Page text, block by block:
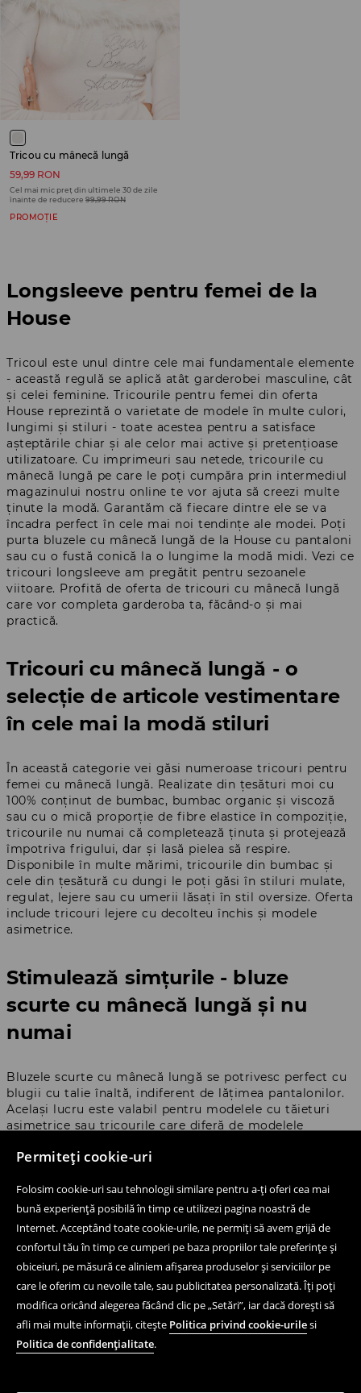
Permiteți cookie-uri
Folosim cookie-uri sau tehnologii similare pentru a-ți oferi cea mai
bună experiență posibilă în timp ce utilizezi pagina noastră de
Internet. Acceptând toate cookie-urile, ne permiți să avem grijă de
confortul tău în timp ce cumperi pe baza propriilor tale preferințe și
obiceiuri, pe măsură ce aliniem afișarea produselor și serviciilor pe
care le oferim cu nevoile tale, sau publicitatea personalizată. Îți poți
modifica oricând alegerea făcând clic pe „Setări”, iar dacă dorești să
afli mai multe informații, citește Politica privind cookie-urilesi
Politica de confidențialitate.
Tricou cu mânecă lungă
59,99 RON
Cel mai mic preț din ultimele 30 de zile
înainte de reducere 99,99 RON
PROMOȚIE
Longsleeve pentru femei de la
House
Tricoul este unul dintre cele mai fundamentale elemente
- această regulă se aplică atât garderobei masculine, cât
și celei feminine. Tricourile pentru femei din oferta
House reprezintă o varietate de modele în multe culori,
lungimi și stiluri - toate acestea pentru a satisface
așteptările chiar și ale celor mai active și pretențioase
utilizatoare. Cu imprimeuri sau netede, tricourile cu
mânecă lungă pe care le poți cumpăra prin intermediul
magazinului nostru online te vor ajuta să creezi multe
ținute la modă. Garantăm că fiecare dintre ele se va
încadra perfect în cele mai noi tendințe ale modei. Poți
purta bluzele cu mânecă lungă de la House cu pantaloni
sau cu o fustă conică la o lungime la modă midi. Vezi ce
tricouri longsleeve am pregătit pentru sezoanele
viitoare. Profită de oferta de tricouri cu mânecă lungă
care vor completa garderoba ta, făcând-o și mai
practică.
Tricouri cu mânecă lungă - o
selecție de articole vestimentare
în cele mai la modă stiluri
În această categorie vei găsi numeroase tricouri pentru
femei cu mânecă lungă. Realizate din țesături moi cu
100% conținut de bumbac, bumbac organic și viscoză
sau cu o mică proporție de fibre elastice în compoziție,
tricourile nu numai că completează ținuta și protejează
împotriva frigului, dar și lasă pielea să respire.
Disponibile în multe mărimi, tricourile din bumbac și
cele din țesătură cu dungi le poți găsi în stiluri mulate,
regulat, lejere sau cu umerii lăsați în stil oversize. Oferta
include tricouri lejere cu decolteu închis și modele
asimetrice.
Stimulează simțurile - bluze
scurte cu mânecă lungă și nu
numai
Bluzele scurte cu mânecă lungă se potrivesc perfect cu
blugii cu talie înaltă, indiferent de lățimea pantalonilor.
Același lucru este valabil pentru modelele cu tăieturi
asimetrice sau tricourile care diferă de modelele
mânecă lungă de tip mulate și scurte arată excelent în
selectate pe principiul contrastului evită greșelile de stil
care distorsionează proporțiile corpului. Alege stilul și
modelul care evidențiază proporțiile corpului tău și pune
în valoare ceea ce te face cel mai mândră. Mai presus de
toate, un astfel de tricou cu mânecă lungă va oferi
confort în activitățile de zi cu zi.
Modele diverse de tricouri cu
mânecă lungă la House - ce